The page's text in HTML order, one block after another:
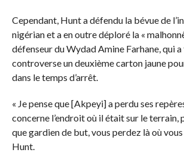
Cependant, Hunt a défendu la bévue de
nigérian et a en outre déploré la «
défenseur du Wydad Amine Farhane, qui
controverse un deuxième carton jaune
dans le temps d’arrêt.
« Je pense que [Akpeyi] a perdu ses
concerne l’endroit où il était sur le terrain,
que gardien de but, vous perdez là où
Hunt.